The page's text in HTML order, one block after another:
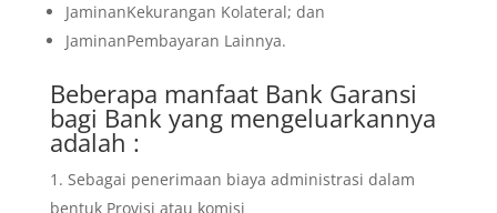
JaminanKekurangan Kolateral; dan
JaminanPembayaran Lainnya.
Beberapa manfaat Bank Garansi
bagi Bank yang mengeluarkannya
adalah :
Sebagai penerimaan biaya administrasi dalam
bentuk Provisi atau komisi